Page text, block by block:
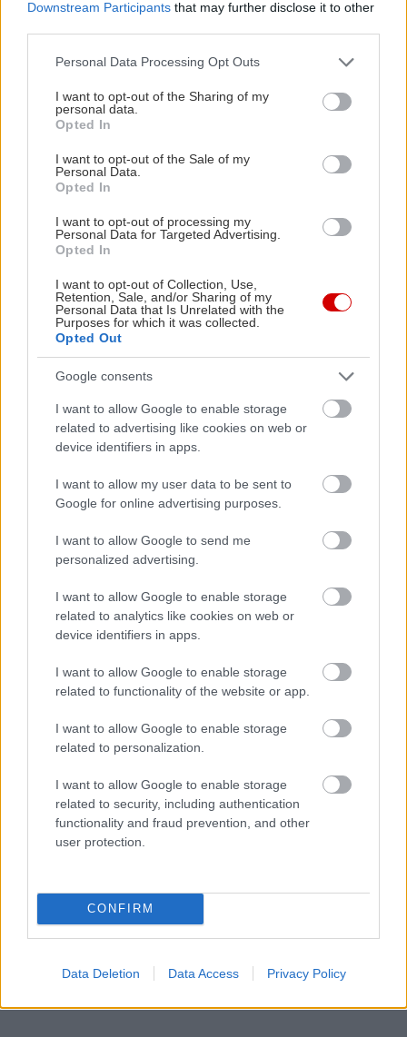
Downstream Participants that may further disclose it to other
Please note that this website/app uses one or more Google
not limited to your visit or usage behaviour. You may click to
grant or deny consent to Google and its third-party tags to
use your data for below specified purposes in below Google
consent section.
Personal Data Processing Opt Outs
I want to opt-out of the Sharing of my
personal data.
Opted In
I want to opt-out of the Sale of my
Personal Data.
Opted In
I want to opt-out of processing my
Personal Data for Targeted Advertising.
Opted In
I want to opt-out of Collection, Use,
Retention, Sale, and/or Sharing of my
Personal Data that Is Unrelated with the
Purposes for which it was collected.
Opted Out
Google consents
I want to allow Google to enable storage
related to advertising like cookies on web or
device identifiers in apps.
I want to allow my user data to be sent to
Google for online advertising purposes.
I want to allow Google to send me
personalized advertising.
I want to allow Google to enable storage
related to analytics like cookies on web or
device identifiers in apps.
I want to allow Google to enable storage
related to functionality of the website or app.
I want to allow Google to enable storage
related to personalization.
I want to allow Google to enable storage
related to security, including authentication
functionality and fraud prevention, and other
user protection.
CONFIRM
Data Deletion Data Access Privacy Policy
PODCASTS
«Εγώ είμαι η ανάπηρη, αυτοί είναι οι μ***ες» –
Η Maria Rolls χωρίς φίλτρο
με τον